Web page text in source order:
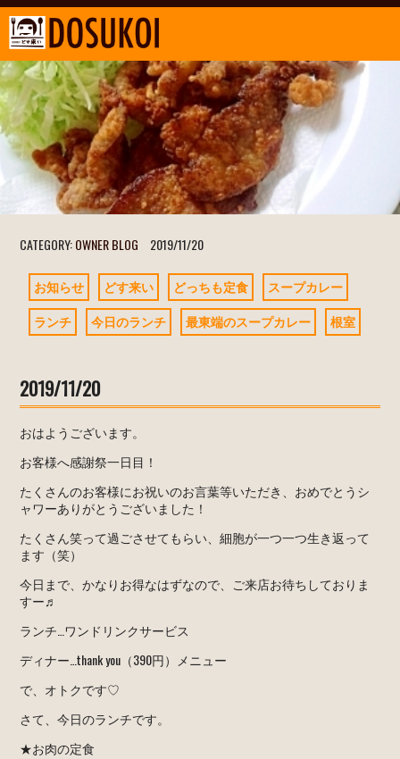
CATEGORY:OWNER BLOG 2019/11/20
お知らせ どす来い どっちも定食
スープカレー
ランチ
今日のランチ 最東端のスープカレー 根室
2019/11/20
おはようございます。
お客様へ感謝祭一日目！
たくさんのお客様にお祝いのお言葉等いただき、おめでとうシ
ャワーありがとうございました！
たくさん笑って過ごさせてもらい、細胞が一つ一つ生き返って
ます（笑）
今日まで、かなりお得なはずなので、ご来店お待ちしておりま
すー♬
ランチ…ワンドリンクサービス
ディナー…thank you（390円）メニュー
で、オトクです♡
さて、今日のランチです。
★お肉の定食